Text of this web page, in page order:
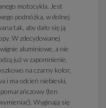
motocykla. Jest
podnóżka, w dolnej
tak, aby dało się ją
W zdecydowanej
aluminiowe, a nie
już w zapomnienie.
na czarny kolor,
i ma odcień niebieski,
(ten
Wyginają się